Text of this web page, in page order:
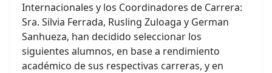
Internacionales y los Coordinadores de Carrera:
Sra. Silvia Ferrada, Rusling Zuloaga y German
Sanhueza, han decidido seleccionar los
siguientes alumnos, en base a rendimiento
académico de sus respectivas carreras, y en